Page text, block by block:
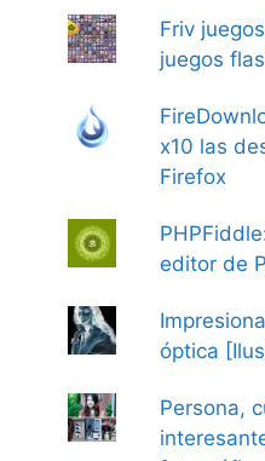
Friv
juegos
x10 las
Firefox
editor de
óptica
Persona,